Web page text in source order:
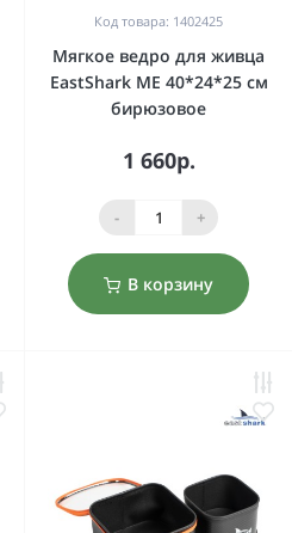
Код товара: 1402425
Мягкое ведро для живца
EastShark ME 40*24*25 см
бирюзовое
1 660р.
- +
В корзину